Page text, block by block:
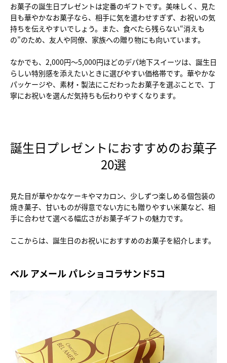
お菓子の誕生日プレゼントは定番のギフトです。美味しく、見た
目も華やかなお菓子なら、相手に気を遣わせすぎず、お祝いの気
持ちを伝えやすいでしょう。また、食べたら残らない“消えも
の”のため、友人や同僚、家族への贈り物にも向いています。
なかでも、2,000円〜5,000円ほどのデパ地下スイーツは、誕生日
らしい特別感を添えたいときに選びやすい価格帯です。華やかな
パッケージや、素材・製法にこだわったお菓子を選ぶことで、丁
寧にお祝いを選んだ気持ちも伝わりやすくなります。
誕生日プレゼントにおすすめのお菓子
20選
見た目が華やかなケーキやマカロン、少しずつ楽しめる個包装の
焼き菓子、甘いものが得意でない方にも贈りやすい米菓など、相
手に合わせて選べる幅広さがお菓子ギフトの魅力です。
ここからは、誕生日のお祝いにおすすめのお菓子を紹介します。
ベル アメール パレショコラサンド5コ